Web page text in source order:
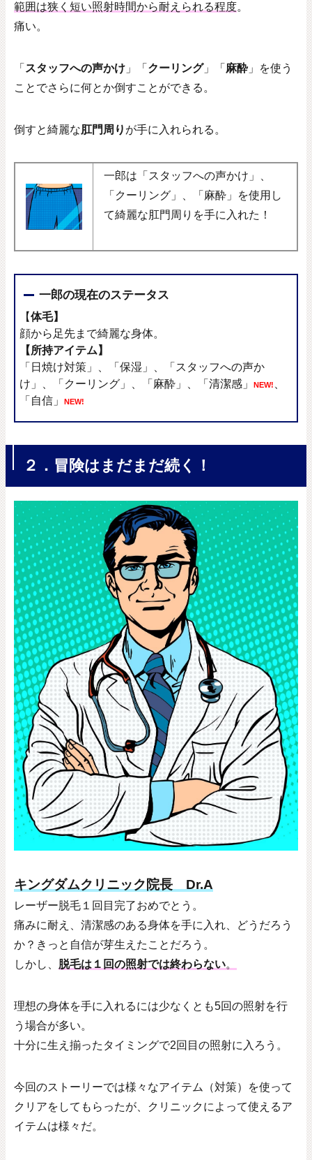
範囲は狭く短い照射時間から耐えられる程度。
痛い。
「 スタッフへの声かけ 」「 クーリング」「 麻酔 」を使う
ことでさらに何とか倒すことができる。
倒すと綺麗な肛門周り が手に入れられる。
一郎は「スタッフへの声かけ」、
「クーリング」、「麻酔」を使用し
て綺麗な肛門周りを手に入れた！
一郎の現在のステータス
【体毛】
顔から足先まで綺麗な身体。
【所持アイテム】
「日焼け対策」、「保湿」、「スタッフへの声か
け」、「クーリング」、
「麻酔」、「清潔感」 NEW! 、
「自信」
NEW!
２．冒険はまだまだ続く！
キングダムクリニック院長 Dr.A
レーザー脱毛１回目完了おめでとう。
痛みに耐え、清潔感のある身体を手に入れ、どうだろう
か？きっと自信が芽生えたことだろう。
しかし、 脱毛は１回の照射では終わらない。
理想の身体を手に入れるには少なくとも5回の照射を行
う場合が多い。
十分に生え揃ったタイミングで2回目の照射に入ろう。
今回のストーリーでは様々なアイテム（対策）を使って
クリアをしてもらったが、クリニックによって使えるア
イテムは様々だ。